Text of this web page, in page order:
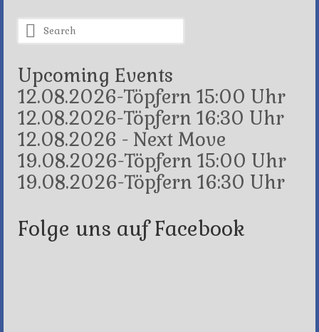
Search
for:
Upcoming Events
12.08.2026-Töpfern 15:00 Uhr
12.08.2026-Töpfern 16:30 Uhr
12.08.2026 - Next Move
19.08.2026-Töpfern 15:00 Uhr
19.08.2026-Töpfern 16:30 Uhr
Folge uns auf Facebook